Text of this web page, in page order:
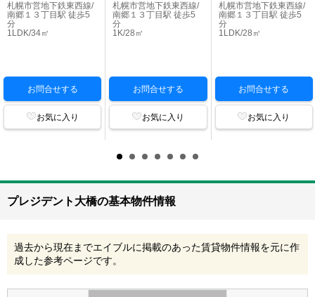
札幌市営地下鉄東西線/
南郷１３丁目駅 徒歩5
分
1LDK/34㎡
お問合せする
お気に入り
札幌市営地下鉄東西線/
南郷１３丁目駅 徒歩5
分
1K/28㎡
お問合せする
お気に入り
札幌市営地下鉄東西線/
南郷１３丁目駅 徒歩5
分
1LDK/28㎡
お問合せする
お気に入り
プレジデント大橋の基本物件情報
過去から現在までエイブルに掲載のあった賃貸物件情報を元に作
成した参考ページです。